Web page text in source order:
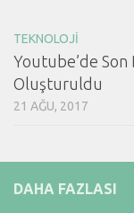
TEKNOLOJI
Youtube’de
Oluşturuldu
21 AĞU, 2017
DAHA FAZLASI